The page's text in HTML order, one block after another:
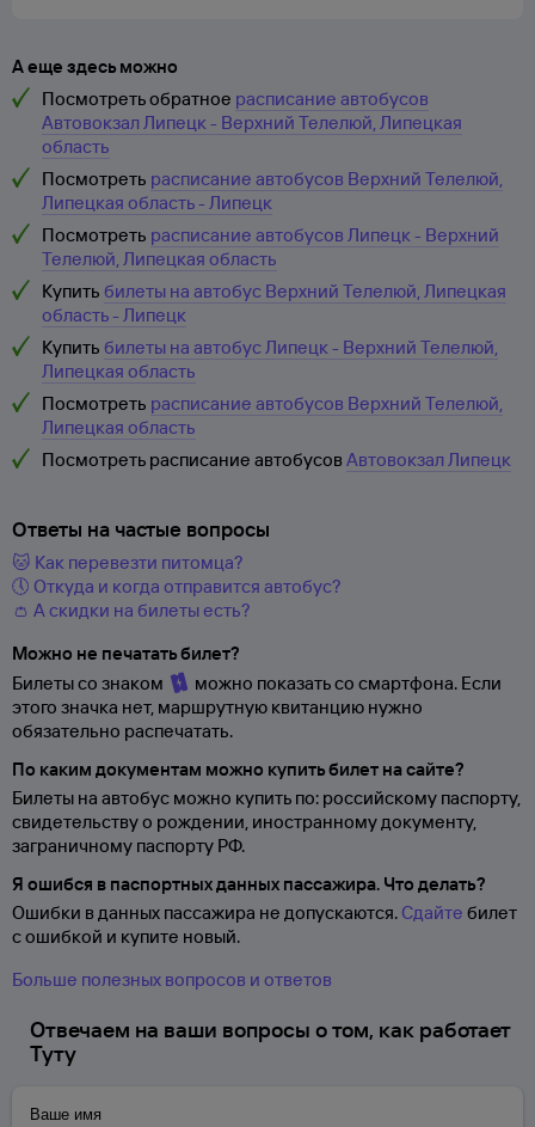
А еще здесь можно
Посмотреть обратное расписание автобусов
Автовокзал Липецк - Верхний Телелюй, Липецкая
область
Посмотреть расписание автобусов Верхний Телелюй,
Липецкая область - Липецк
Посмотреть расписание автобусов Липецк - Верхний
Телелюй, Липецкая область
Купить билеты на автобус Верхний Телелюй, Липецкая
область - Липецк
Купить билеты на автобус Липецк - Верхний Телелюй,
Липецкая область
Посмотреть расписание автобусов Верхний Телелюй,
Липецкая область
Посмотреть расписание автобусовАвтовокзал Липецк
Ответы на частые вопросы
🐱 Как перевезти питомца?
🕔 Откуда и когда отправится автобус?
👛 А скидки на билеты есть?
Можно не печатать билет?
Билеты со знаком
можно показать со смартфона. Если
этого значка нет, маршрутную квитанцию нужно
обязательно распечатать.
По каким документам можно купить билет на сайте?
Билеты на автобус можно купить по: российскому паспорту,
свидетельству о рождении, иностранному документу,
заграничному паспорту РФ.
Я ошибся в паспортных данных пассажира. Что делать?
Ошибки в данных пассажира не допускаются. Сдайте билет
с ошибкой и купите новый.
Больше полезных вопросов и ответов
Отвечаем на ваши вопросы о том, как работает
Туту
Ваше имя